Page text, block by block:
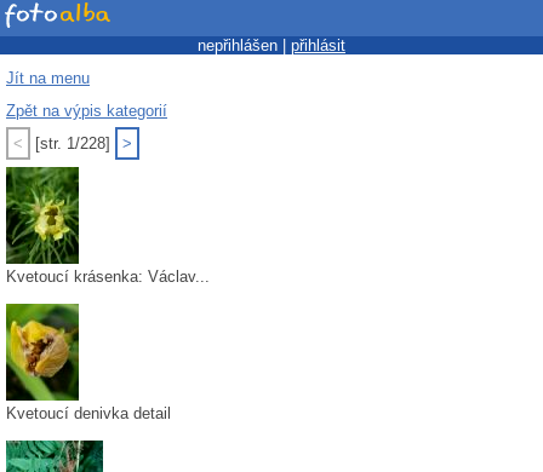
nepřihlášen | přihlásit
Jít na menu
Zpět na výpis kategorií
<
[str. 1/228] >
Kvetoucí krásenka: Václav...
Kvetoucí denivka detail